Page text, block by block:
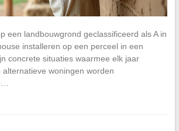
een landbouwgrond geclassificeerd als A in
installeren op een perceel in een
concrete situaties waarmee elk jaar
woningen worden